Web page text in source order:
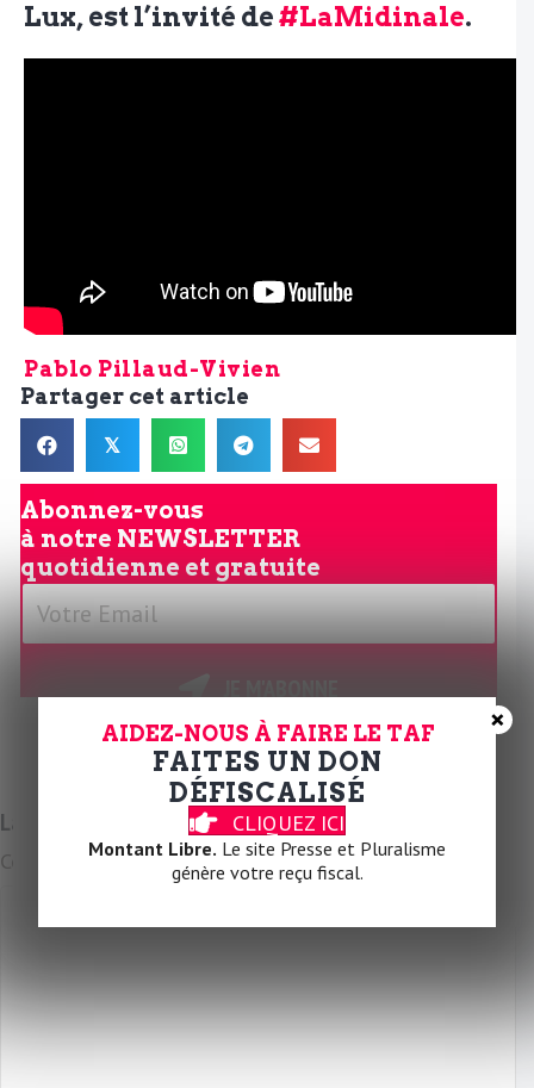
Lux, est l’invité de#LaMidinale.
Pablo Pillaud-Vivien
Partager cet article
𝕏
Abonnez-vous
à notre NEWSLETTER
quotidienne et gratuite
V
Laissez un commentaire
Commentaire
AIDEZ-NOUS À FAIRE LE TAF
FAITES UN DON
DÉFISCALISÉ
CLIQUEZ ICI
Montant Libre. Le site Presse et Pluralisme
génère votre reçu fiscal.
×